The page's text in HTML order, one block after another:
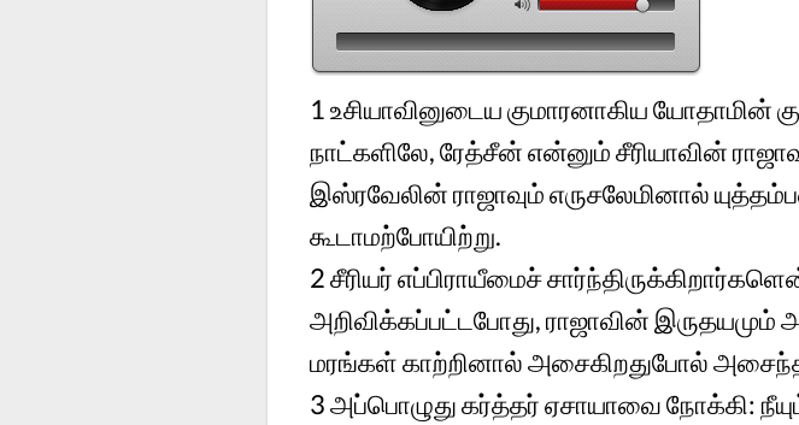
1 உசியாவினுடைய குமாரனாகிய யோதாமின்
நாட்களிலே, ரேத்சீன் என்னும் சீரியாவின்
இஸ்ரவேலின் ராஜாவும் எருசலேமினால்
கூடாமற்போயிற்று.
2 சீரியர் எப்பிராயீமைச்
அறிவிக்கப்பட்டபோது, ராஜாவின்
மரங்கள் காற்றினால் அசைகிறதுபோல்
3 அப்பொழுது கர்த்தர் ஏசாயாவை நோக்கி: